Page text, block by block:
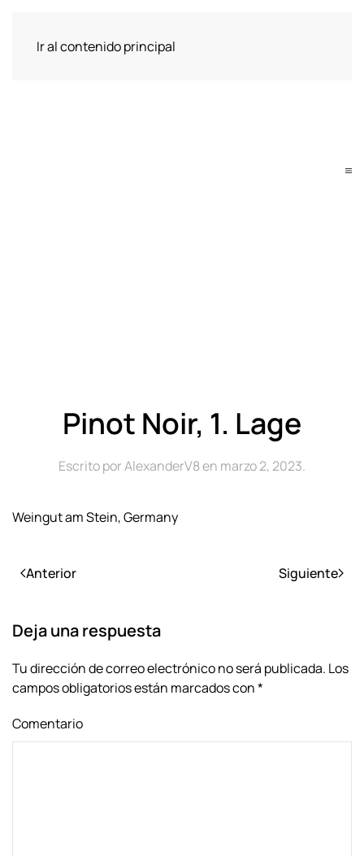
Ir al contenido principal
Pinot Noir, 1. Lage
Escrito porAlexanderV8en marzo 2, 2023.
Weingut am Stein, Germany
Anterior Siguiente
Deja una respuesta
Tu dirección de correo electrónico no será publicada. Los
campos obligatorios están marcados con*
Comentario